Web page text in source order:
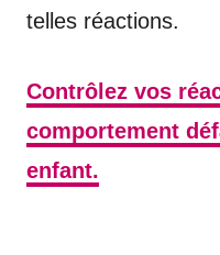
telles réactions.
Contrôlez vos
comportement
enfant.